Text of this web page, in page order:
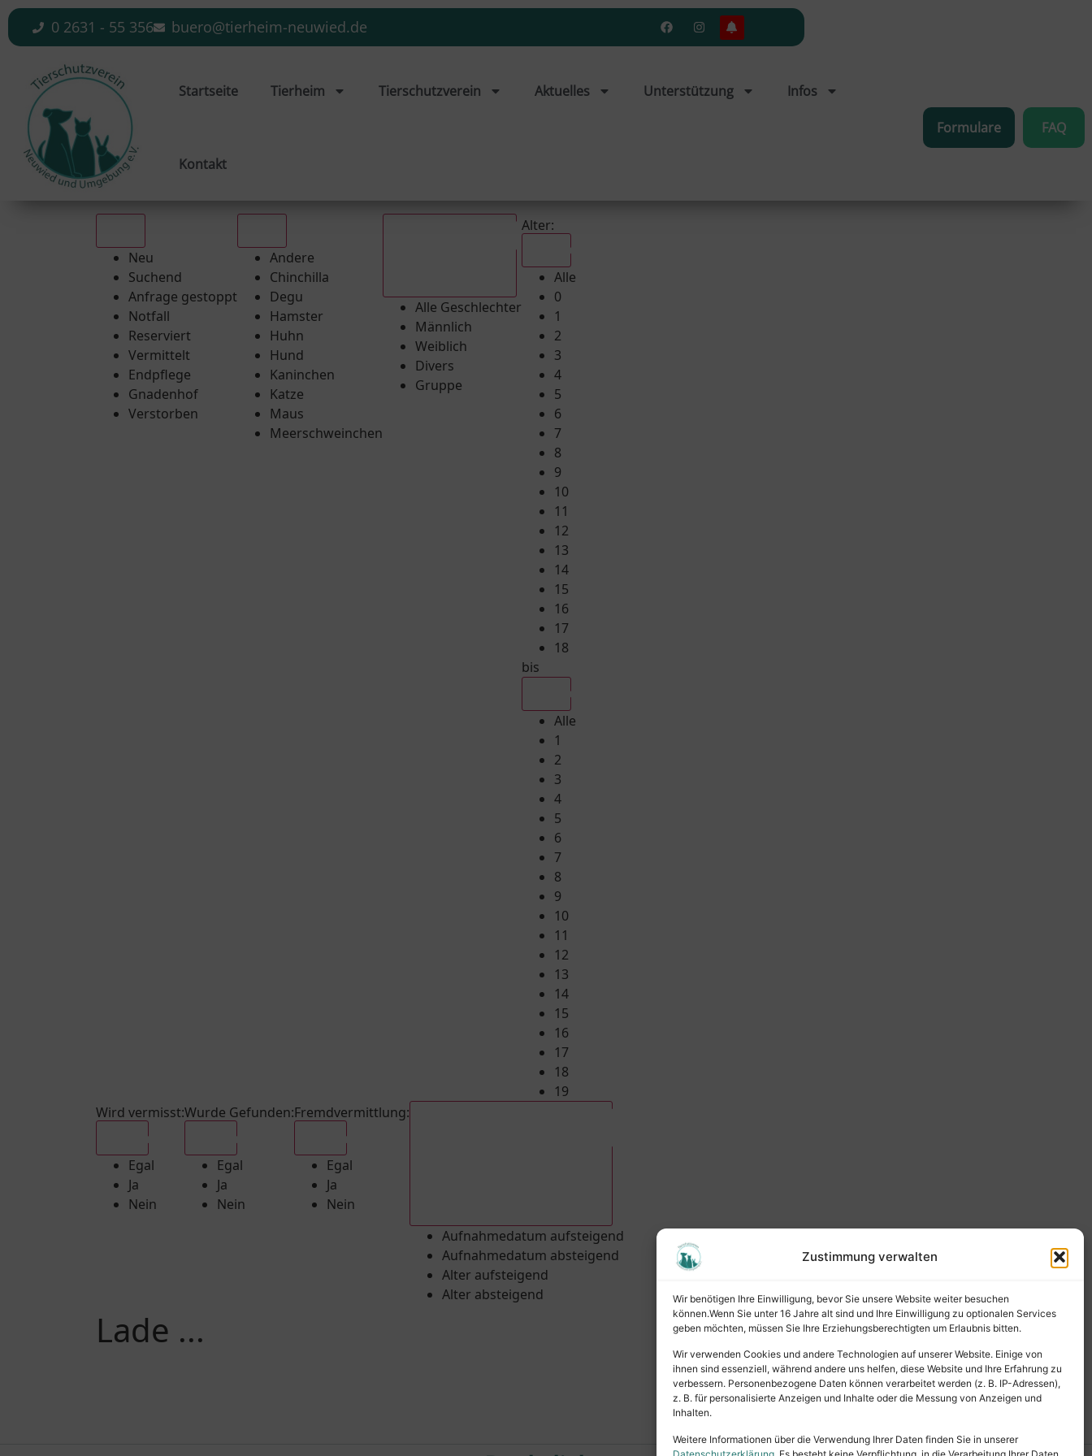
Zustimmung verwalten
Wir benötigen Ihre Einwilligung, bevor Sie unsere Website weiter besuchen
können.Wenn Sie unter 16 Jahre alt sind und Ihre Einwilligung zu optionalen Services
geben möchten, müssen Sie Ihre Erziehungsberechtigten um Erlaubnis bitten.
Wir verwenden Cookies und andere Technologien auf unserer Website. Einige von
ihnen sind essenziell, während andere uns helfen, diese Website und Ihre Erfahrung zu
verbessern. Personenbezogene Daten können verarbeitet werden (z. B. IP-Adressen),
z. B. für personalisierte Anzeigen und Inhalte oder die Messung von Anzeigen und
Inhalten.
Weitere Informationen über die Verwendung Ihrer Daten finden Sie in unserer
0 2631 - 55 356 buero@tierheim-neuwied.de
Startseite Tierheim Tierschutzverein Aktuelles Unterstützung Infos
Kontakt
Formulare FAQ
Neu
Suchend
Anfrage gestoppt
Notfall
Reserviert
Vermittelt
Endpflege
Gnadenhof
Verstorben
Andere
Chinchilla
Degu
Hamster
Huhn
Hund
Kaninchen
Katze
Maus
Meerschweinchen
Alle Geschlechter
Männlich
Weiblich
Divers
Gruppe
Alter:
Alle
0
1
2
3
4
5
6
7
8
9
10
11
12
13
14
15
16
17
18
bis
Alle
1
2
3
4
5
6
7
8
9
10
11
12
13
14
15
16
17
18
19
Wird vermisst:
Egal
Ja
Nein
Wurde Gefunden:
Egal
Ja
Nein
Fremdvermittlung:
Egal
Ja
Nein
Aufnahmedatum aufsteigend
Aufnahmedatum absteigend
Alter aufsteigend
Alter absteigend
Lade ...